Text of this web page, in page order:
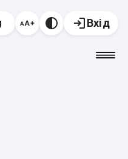
Вхід